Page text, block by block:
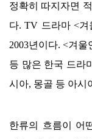
정확히 따지자면
다. TV 드라마<겨
2003년이다. <겨울
등 많은 한국 드라
시아, 몽골 등 아시
한류의 흐름이 어